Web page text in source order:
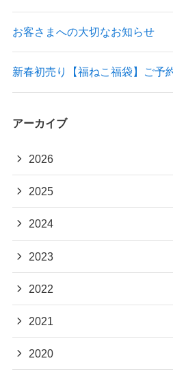
お客さまへの大切なお知らせ
新春初売り【福ねこ福袋】ご予
アーカイブ
2026
2025
2024
2023
2022
2021
2020